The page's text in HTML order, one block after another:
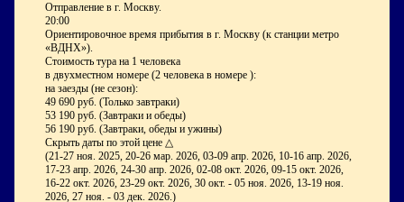
Отправление в г. Москву.
20:00
Ориентировочное время прибытия в г. Москву (к станции метро
«ВДНХ»).
Стоимость тура на 1 человека
в двухместном номере (2 человека в номере ):
на заезды (не сезон):
49 690 руб. (Только завтраки)
53 190 руб. (Завтраки и обеды)
56 190 руб. (Завтраки, обеды и ужины)
Скрыть даты по этой цене △
(21-27 ноя. 2025, 20-26 мар. 2026, 03-09 апр. 2026, 10-16 апр. 2026,
17-23 апр. 2026, 24-30 апр. 2026, 02-08 окт. 2026, 09-15 окт. 2026,
16-22 окт. 2026, 23-29 окт. 2026, 30 окт. - 05 ноя. 2026, 13-19 ноя.
2026, 27 ноя. - 03 дек. 2026.)